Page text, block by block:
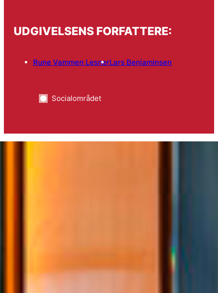
UDGIVELSENS FORFATTERE:
Rune Vammen LesnerLars Benjaminsen
Socialområdet